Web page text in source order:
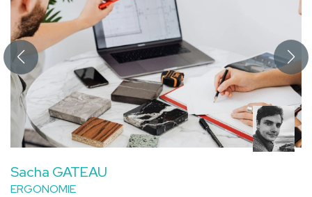
Sacha GATEAU
ERGONOMIE